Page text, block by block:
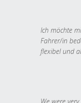
Ich möchte
Fahrer/in
flexibel und